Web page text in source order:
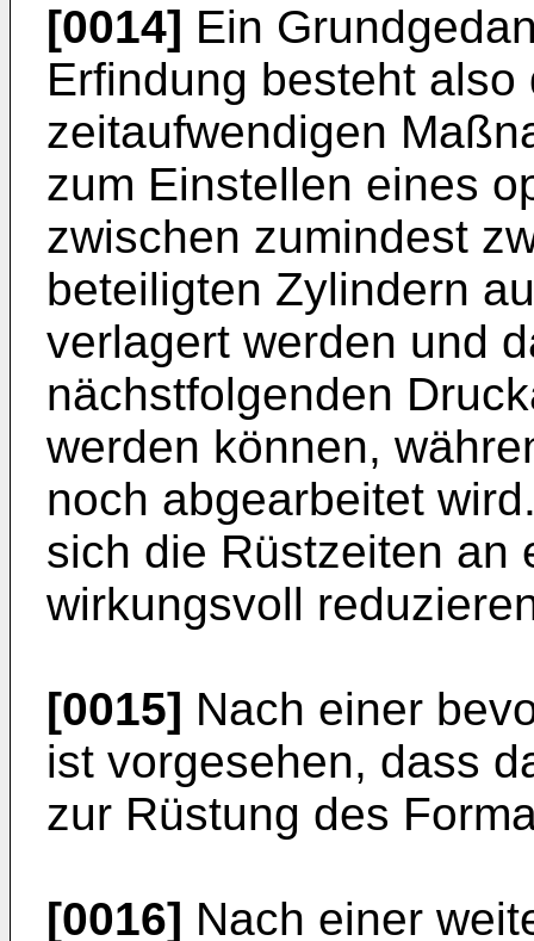
[0014] Ein
Erfindung besteht
zeitaufwendigen
zum Einstellen eines
zwischen zumindest
beteiligten Zylindern
verlagert werden und
nächstfolgenden
werden können,
noch abgearbeitet
sich die Rüstzeiten an
wirkungsvoll
[0015] Nach einer
ist vorgesehen, dass
zur Rüstung des
[0016] Nach einer